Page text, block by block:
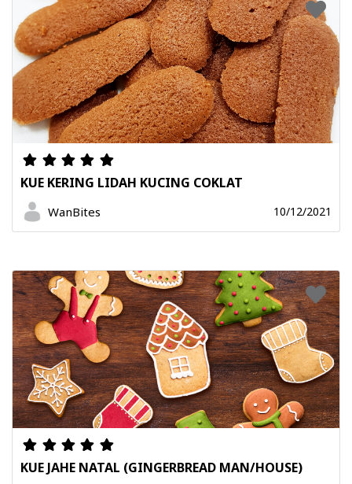
KUE KERING LIDAH KUCING COKLAT
WanBites 10/12/2021
KUE JAHE NATAL (GINGERBREAD MAN/HOUSE)